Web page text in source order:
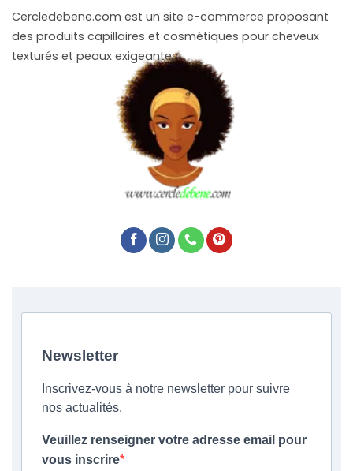
Cercledebene.com est un site e-commerce proposant
des produits capillaires et cosmétiques pour cheveux
texturés et peaux exigeantes.
Newsletter
Inscrivez-vous à notre newsletter pour suivre
nos actualités.
Veuillez renseigner votre adresse email pour
vous inscrire